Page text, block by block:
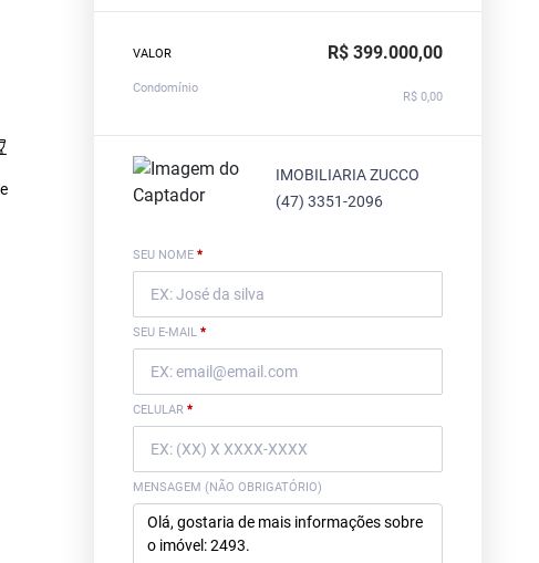
VALOR R$ 399.000,00
Condomínio
R$ 0,00
IMOBILIARIA ZUCCO
(47) 3351-2096
SEU NOME *
SEU E-MAIL *
CELULAR *
MENSAGEM (NÃO OBRIGATÓRIO)